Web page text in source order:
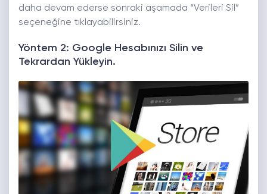
daha devam ederse sonraki aşamada “Verileri Sil”
seçeneğine tıklayabilirsiniz.
Yöntem 2: Google Hesabınızı Silin ve
Tekrardan Yükleyin.